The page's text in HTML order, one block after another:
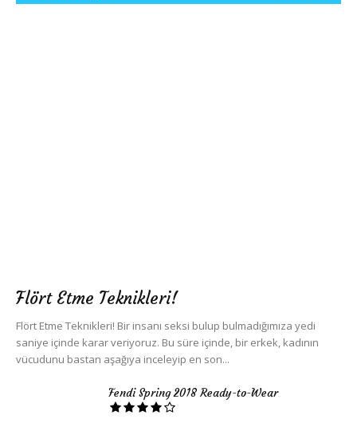
Flört Etme Teknikleri!
Flört Etme Teknikleri! Bir insanı seksi bulup bulmadığımıza yedi
saniye içinde karar veriyoruz. Bu süre içinde, bir erkek, kadının
vücudunu bastan aşağıya inceleyip en son...
Fendi Spring 2018 Ready-to-Wear